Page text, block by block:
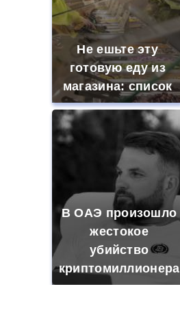
Не ешьте эту
готовую еду из
магазина: список
В ОАЭ произошло
жестокое
убийство
криптомиллионера